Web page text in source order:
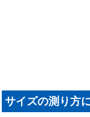
サイズの測り方